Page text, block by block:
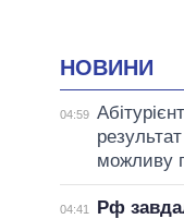
НОВИНИ
04:59
можливу
04:41
Рф